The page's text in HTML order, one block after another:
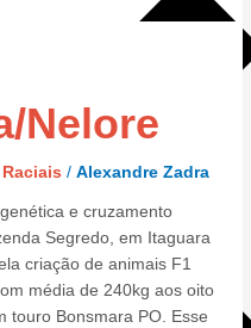
Nelore
/Alexandre Zadra
e cruzamento
Segredo, em Itaguara
criação de animais F1
média de 240kg aos oito
touro Bonsmara PO. Esse